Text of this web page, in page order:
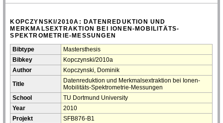
KOPCZYNSKI/2010A: DATENREDUKTION UND
MERKMALSEXTRAKTION BEI IONEN-MOBILITÄTS-
SPEKTROMETRIE-MESSUNGEN
Bibtype
Mastersthesis
Bibkey
Kopczynski/2010a
Author
Kopczynski, Dominik
Title
Datenreduktion und Merkmalsextraktion bei Ionen-
Mobilitäts-Spektrometrie-Messungen
School
TU Dortmund University
Year
2010
Projekt
SFB876-B1